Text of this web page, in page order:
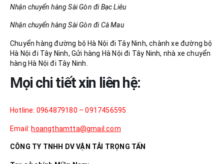
Nhận chuyển hàng Sài Gòn đi Bạc Liêu
Nhận chuyển hàng Sài Gòn đi Cà Mau
Chuyển hàng đường bộ Hà Nội đi Tây Ninh, chành xe đường bộ
Hà Nội đi Tây Ninh, Gửi hàng Hà Nội đi Tây Ninh, nhà xe chuyển
hàng Hà Nội đi Tây Ninh.
Mọi chi tiết xin liên hệ:
Hotline: 0964879180 – 0917456595
Email:hoangthamtta@gmail.com
CÔNG TY TNHH DV VẬN TẢI TRỌNG TẤN